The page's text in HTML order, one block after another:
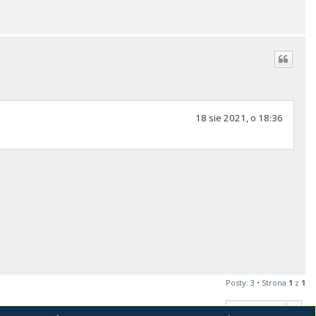
18 sie 2021, o 18:36
Posty: 3 • Strona 1 z 1
Przejdź do